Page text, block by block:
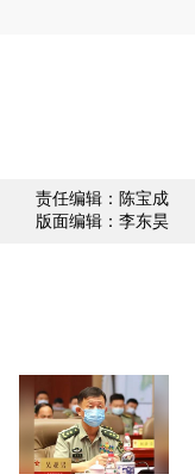
责任编辑：陈宝成
版面编辑：李东昊